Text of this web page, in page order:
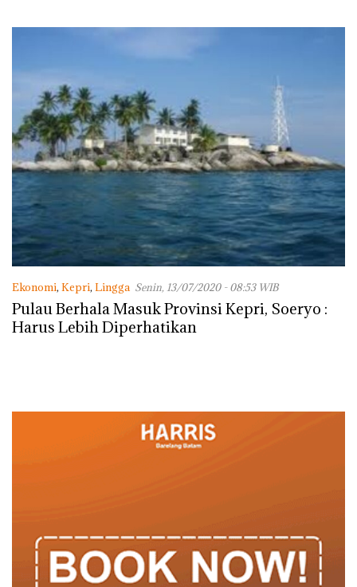
Ekonomi, Kepri, Lingga Senin, 13/07/2020 - 08:53 WIB
Pulau Berhala Masuk Provinsi Kepri, Soeryo :
Harus Lebih Diperhatikan